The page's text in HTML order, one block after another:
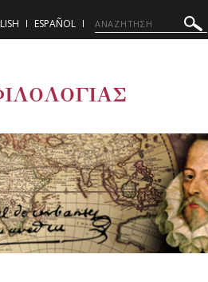
ESPAÑOL